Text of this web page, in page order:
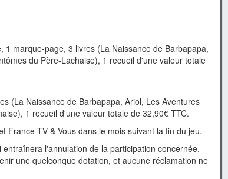
marque-page, 3 livres (La Naissance de Barbapapa,
du Père-Lachaise), 1 recueil d'une valeur totale
(La Naissance de Barbapapa, Ariol, Les Aventures
1 recueil d'une valeur totale de 32,90€ TTC.
France TV & Vous dans le mois suivant la fin du jeu.
l'annulation de la participation concernée.
une quelconque dotation, et aucune réclamation ne